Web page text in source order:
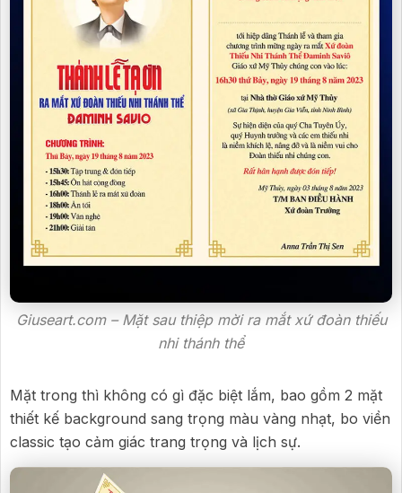
Giuseart.com – Mặt sau thiệp mời ra mắt xứ đoàn thiếu
nhi thánh thể
Mặt trong thì không có gì đặc biệt lắm, bao gồm 2 mặt
thiết kế background sang trọng màu vàng nhạt, bo viền
classic tạo cảm giác trang trọng và lịch sự.